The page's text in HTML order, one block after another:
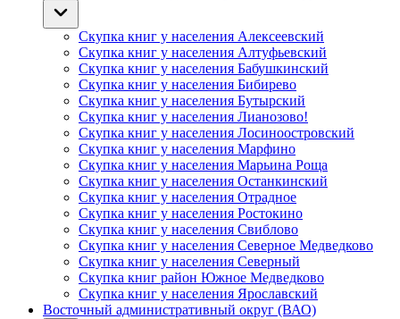
Скупка книг у населения Алексеевский
Скупка книг у населения Алтуфьевский
Скупка книг у населения Бабушкинский
Скупка книг у населения Бибирево
Скупка книг у населения Бутырский
Скупка книг у населения Лианозово!
Скупка книг у населения Лосиноостровский
Скупка книг у населения Марфино
Скупка книг у населения Марьина Роща
Скупка книг у населения Останкинский
Скупка книг у населения Отрадное
Скупка книг у населения Ростокино
Скупка книг у населения Свиблово
Скупка книг у населения Северное Медведково
Скупка книг у населения Северный
Скупка книг район Южное Медведково
Скупка книг у населения Ярославский
Восточный административный округ (ВАО)